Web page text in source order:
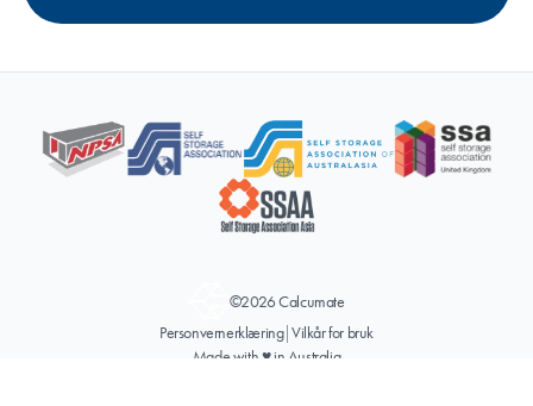
©2026 Calcumate
Personvernerklæring| Vilkår for bruk
Made with ♥ in Australia